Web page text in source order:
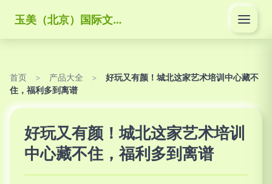
玉美（北京）国际文化传媒有限公司
首页 > 产品大全 >
好玩又有颜！城北这家艺术培训中心藏不
住，福利多到离谱
好玩又有颜！城北这家艺术培训
中心藏不住，福利多到离谱